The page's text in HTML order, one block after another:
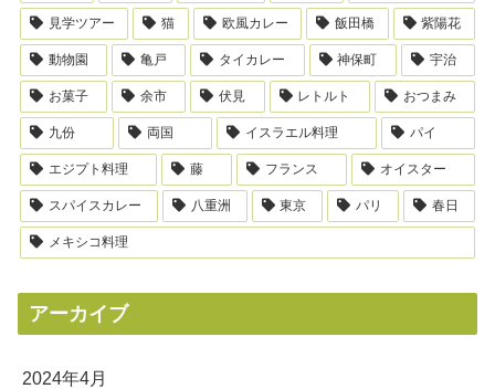
見学ツアー 猫 欧風カレー 飯田橋 紫陽花
動物園 亀戸 タイカレー 神保町 宇治
お菓子 余市 伏見 レトルト おつまみ
九份 両国 イスラエル料理 パイ
エジプト料理 藤 フランス オイスター
スパイスカレー 八重洲 東京 パリ 春日
メキシコ料理
アーカイブ
2024年4月